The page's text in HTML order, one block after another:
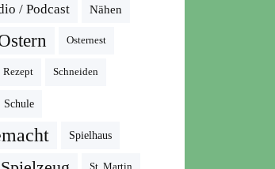
/ Podcast Nähen
Osternest
Rezept Schneiden
Schule
Spielhaus
St. Martin